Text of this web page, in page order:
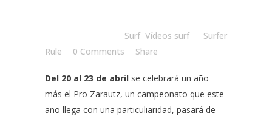
Surf Vídeos surf
Surfer
Rule
0 Comments Share
Del 20 al 23 de abril se celebrará un año
más el Pro Zarautz, un campeonato que este
año llega con una particuliaridad, pasará de